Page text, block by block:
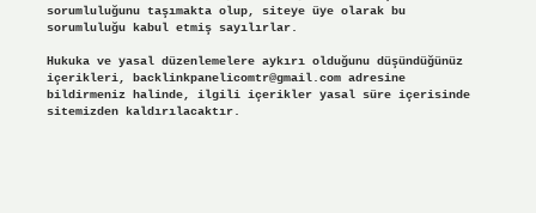
sorumluluğunu taşımakta olup, siteye üye olarak bu
sorumluluğu kabul etmiş sayılırlar.
Hukuka ve yasal düzenlemelere aykırı olduğunu düşündüğünüz
içerikleri, backlinkpanelicomtr@gmail.comadresine
bildirmeniz halinde, ilgili içerikler yasal süre içerisinde
sitemizden kaldırılacaktır.